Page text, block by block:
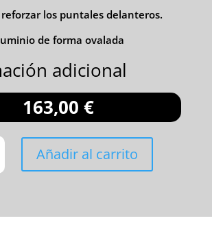
los puntales delanteros.
de forma ovalada
adicional
163,00 €
Añadir al carrito